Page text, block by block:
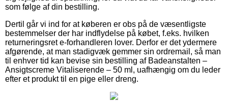
som følge af din bestilling.
Dertil går vi ind for at køberen er obs på de væsentligste
bestemmelser der har indflydelse på købet, f.eks. hvilken
returneringsret e-forhandleren lover. Derfor er det ydermere
afgørende, at man stadigvæk gemmer sin ordremail, så man
til enhver tid kan bevise sin bestilling af Badeanstalten –
Ansigtscreme Vitaliserende – 50 ml, uafhængig om du leder
efter et produkt til en pige eller dreng.